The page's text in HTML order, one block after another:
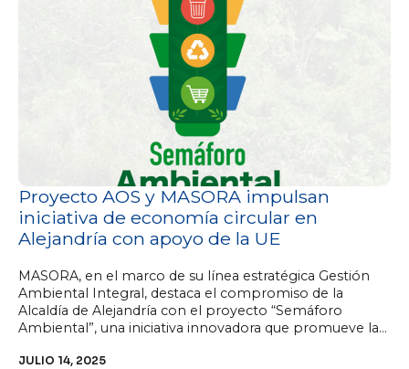
Proyecto AOS y MASORA impulsan
iniciativa de economía circular en
Alejandría con apoyo de la UE
JULIO 14, 2025
MASORA, en el marco de su línea estratégica Gestión
Ambiental Integral, destaca el compromiso de la
Alcaldía de Alejandría con el proyecto “Semáforo
Ambiental”, una iniciativa innovadora que promueve la…